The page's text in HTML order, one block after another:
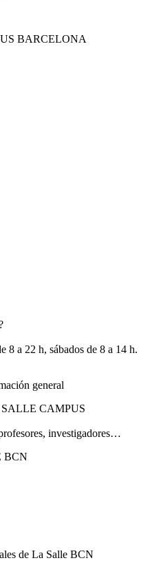
BARCELONA
8 a 22 h, sábados de 8 a 14 h.
general
CAMPUS
investigadores…
BCN
de La Salle BCN